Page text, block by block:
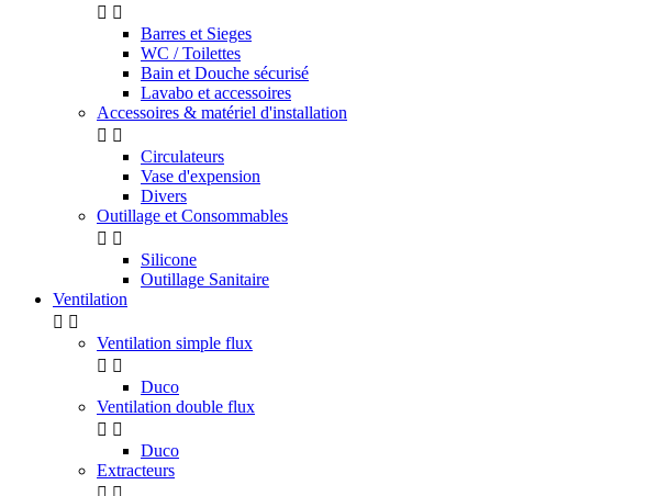
 
Barres et Sieges
WC / Toilettes
Bain et Douche sécurisé
Lavabo et accessoires
Accessoires & matériel d'installation
 
Circulateurs
Vase d'expension
Divers
Outillage et Consommables
 
Silicone
Outillage Sanitaire
Ventilation
 
Ventilation simple flux
 
Duco
Ventilation double flux
 
Duco
Extracteurs